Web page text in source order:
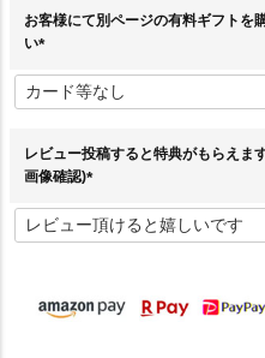
お客様にて別ページの有料ギフトを
い
必
須
レビュー投稿すると特典がもらえ
画像確認)
必
須